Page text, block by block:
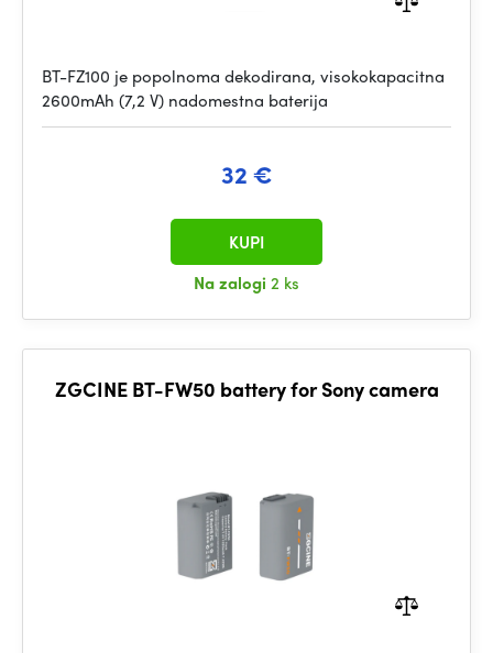
BT-FZ100 je popolnoma dekodirana, visokokapacitna
2600mAh (7,2 V) nadomestna baterija
32 €
Na zalogi 2 ks
KUPI
ZGCINE BT-FW50 battery for Sony camera